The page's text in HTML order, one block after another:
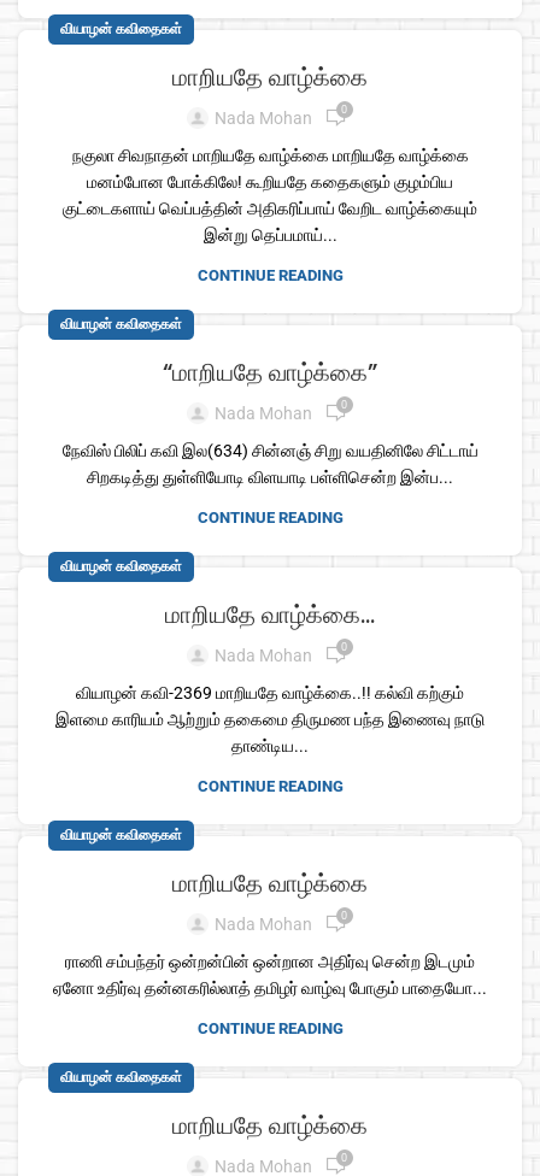
வியாழன் கவிதைகள்
மாறியதே வாழ்க்கை
Nada Mohan 0
நகுலா சிவநாதன் மாறியதே வாழ்க்கை மாறியதே வாழ்க்கை
மனம்போன போக்கிலே! கூறியதே கதைகளும் குழம்பிய
குட்டைகளாய் வெப்பத்தின் அதிகரிப்பாய் வேறிட வாழ்க்கையும்
இன்று தெப்பமாய்...
CONTINUE READING
வியாழன் கவிதைகள்
“மாறியதே வாழ்க்கை”
Nada Mohan 0
நேவிஸ் பிலிப் கவி இல(634) சின்னஞ் சிறு வயதினிலே சிட்டாய்
சிறகடித்து துள்ளியோடி விளயாடி பள்ளிசென்ற இன்ப...
CONTINUE READING
வியாழன் கவிதைகள்
மாறியதே வாழ்க்கை…
Nada Mohan 0
வியாழன் கவி-2369 மாறியதே வாழ்க்கை..!! கல்வி கற்கும்
இளமை காரியம் ஆற்றும் தகைமை திருமண பந்த இணைவு நாடு
தாண்டிய...
CONTINUE READING
வியாழன் கவிதைகள்
மாறியதே வாழ்க்கை
Nada Mohan 0
ராணி சம்பந்தர் ஒன்றன்பின் ஒன்றான அதிர்வு சென்ற இடமும்
ஏனோ உதிர்வு தன்னகரில்லாத் தமிழர் வாழ்வு போகும் பாதையோ...
CONTINUE READING
வியாழன் கவிதைகள்
மாறியதே வாழ்க்கை
Nada Mohan 0